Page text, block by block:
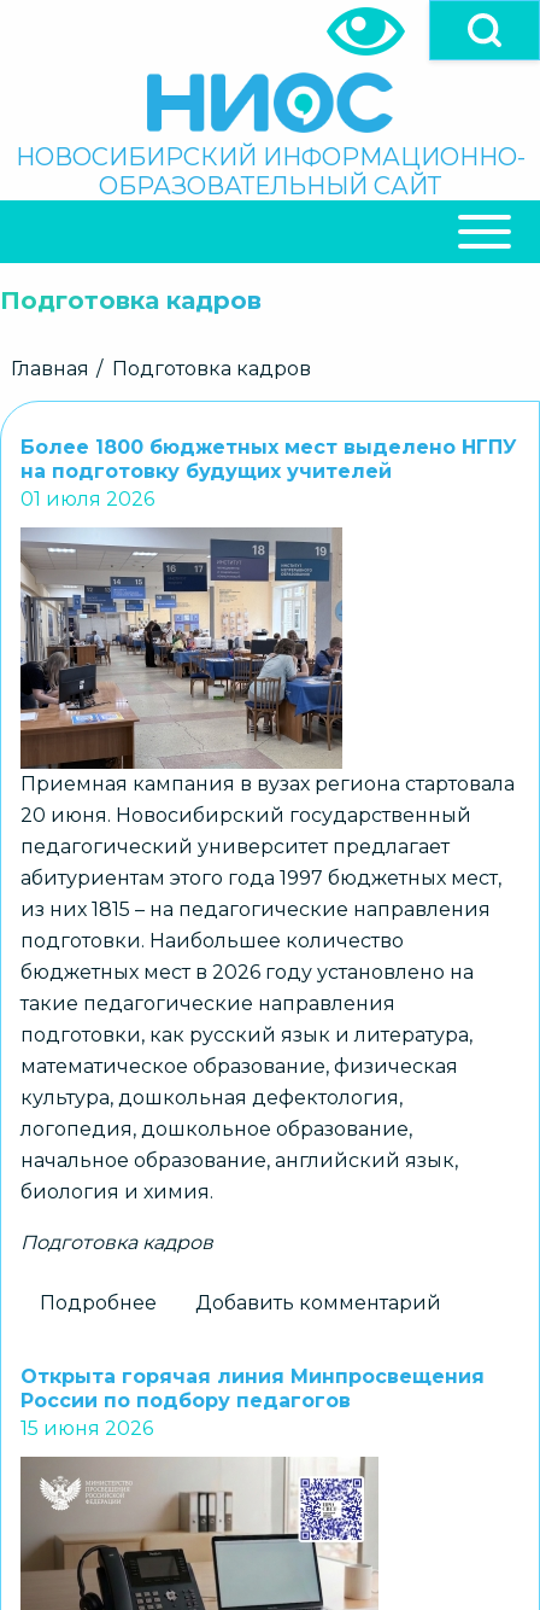
Поиск
НОВОСИБИРСКИЙ ИНФОРМАЦИОННО-
ОБРАЗОВАТЕЛЬНЫЙ САЙТ
НАВИГАЦИЯ
Подготовка кадров
Строка
Главная Подготовка кадров
Более 1800 бюджетных мест выделено НГПУ
на подготовку будущих учителей
01 июля 2026
Приемная кампания в вузах региона стартовала
20 июня. Новосибирский государственный
педагогический университет предлагает
абитуриентам этого года 1997 бюджетных мест,
из них 1815 – на педагогические направления
подготовки. Наибольшее количество
бюджетных мест в 2026 году установлено на
такие педагогические направления
подготовки, как русский язык и литература,
математическое образование, физическая
культура, дошкольная дефектология,
логопедия, дошкольное образование,
начальное образование, английский язык,
биология и химия.
Подготовка кадров
Подробнее
бюджетных
выделено
НГПУ
на
подготовку
будущих
Добавить комментарий
Открыта горячая линия Минпросвещения
России по подбору педагогов
15 июня 2026